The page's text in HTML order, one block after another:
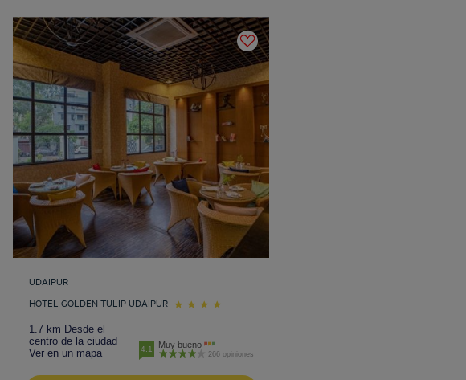
UDAIPUR
HOTEL GOLDEN TULIP UDAIPUR
1.7 km Desde el
centro de la ciudad
Ver en un mapa
4.1 Muy bueno
266 opiniones